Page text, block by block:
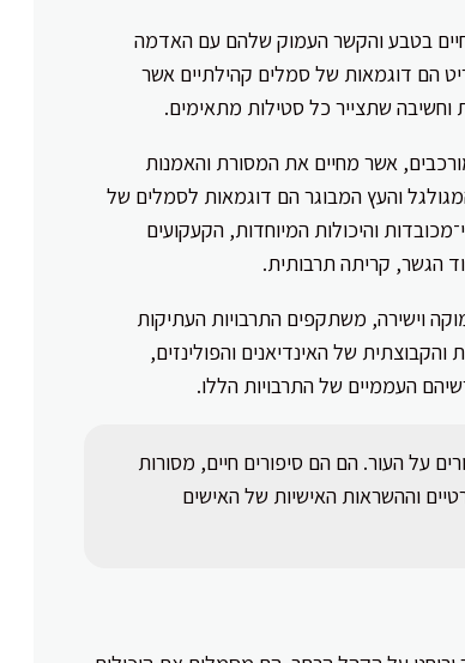
בטבע והקשר העמוק שלהם עם האדמה
הם דוגמאות של סמלים קהילתיים אשר
וחשיבה שתצייר כל סטילות מתאימים.
אשר מחיים את המסורת והאמנות
המגולגל והעץ המבוגר הם דוגמאות לסמלים של
והיכולות המיוחדות, הקעקועים
הגשר, קריתה תרבותית.
וישירה, משתקפים התרבויות העתיקות
של האינדיאנים והפולינזים,
העממיים של התרבויות הללו.
על העור. הם הם סיפורים חיים, מסורות
וההשראות האישיות של האישים